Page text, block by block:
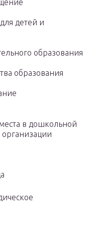
детей и
образования
образования
в дошкольной